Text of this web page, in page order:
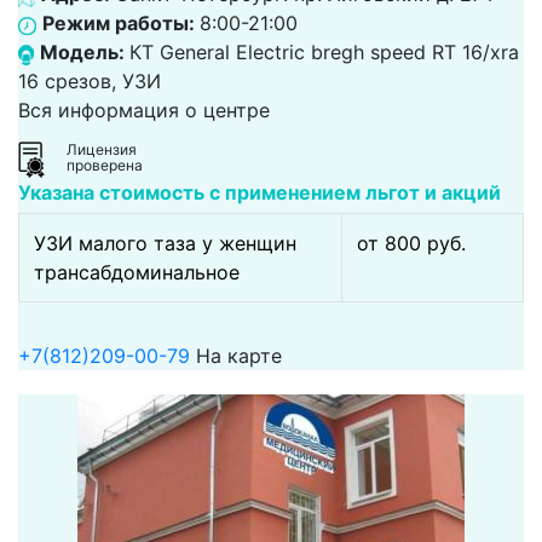
Режим работы: 8:00-21:00
Модель: КТ General Electric bregh speed RT 16/xra
16 срезов, УЗИ
Вся информация о центре
Лицензия
проверена
Указана стоимость с применением льгот и акций
УЗИ малого таза у женщин
трансабдоминальное
от 800 pуб.
+7(812)209-00-79 На карте